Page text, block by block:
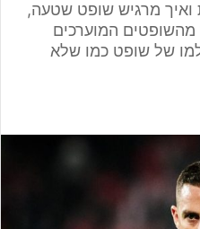
מרגיש שופט שטעה,
מהשופטים המוערכים
של שופט כמו שלא